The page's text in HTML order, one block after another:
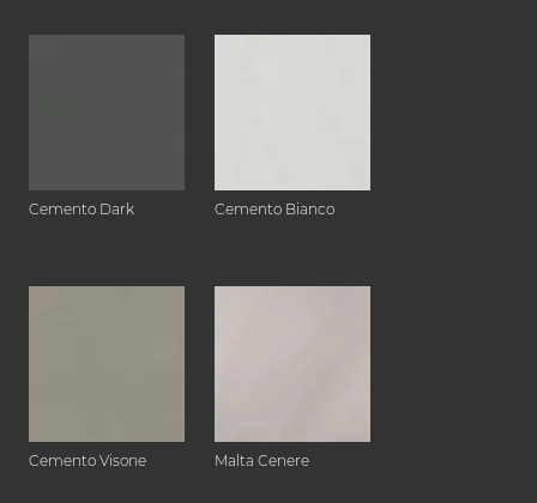
Cemento Dark Cemento Bianco
Cemento Visone Malta Cenere